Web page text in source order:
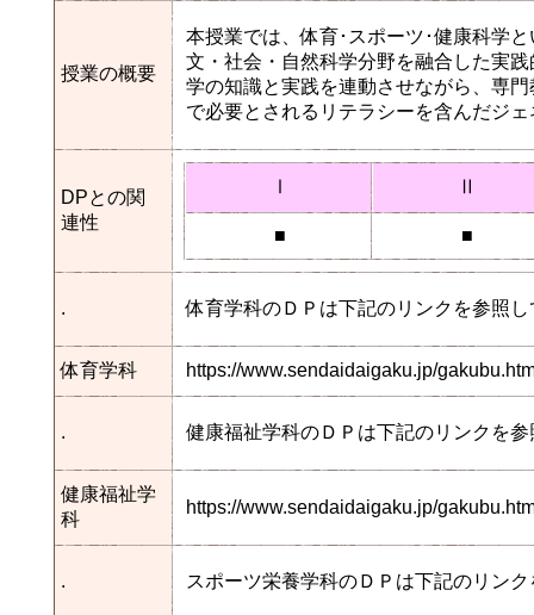
授業の概要
本授業では、体育･スポーツ･健康科学
文・社会・自然科学分野を融合した実
学の知識と実践を連動させながら、専
で必要とされるリテラシーを含んだジ
DPとの関
連性
Ⅰ Ⅱ
■ ■
. 体育学科のＤＰは下記のリンクを参照
体育学科 https://www.sendaidaigaku.jp/
. 健康福祉学科のＤＰは下記のリンクを
健康福祉学
科
https://www.sendaidaigaku.jp/
. スポーツ栄養学科のＤＰは下記のリン